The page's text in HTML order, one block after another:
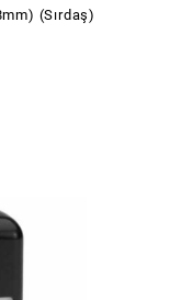
(Sırdaş)